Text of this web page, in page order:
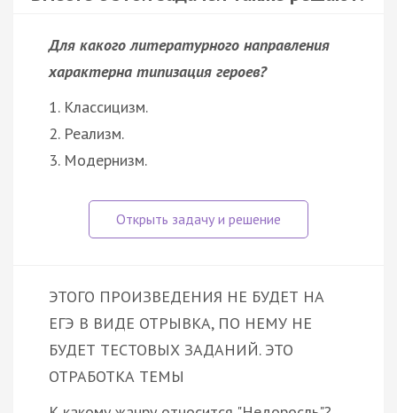
Для какого литературного направления
характерна типизация героев?
1. Классицизм.
2. Реализм.
3. Модернизм.
ЭТОГО ПРОИЗВЕДЕНИЯ НЕ БУДЕТ НА
ЕГЭ В ВИДЕ ОТРЫВКА, ПО НЕМУ НЕ
БУДЕТ ТЕСТОВЫХ ЗАДАНИЙ. ЭТО
ОТРАБОТКА ТЕМЫ